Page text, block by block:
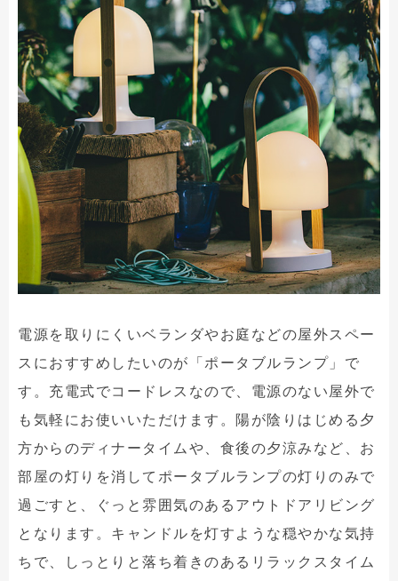
電源を取りにくいベランダやお庭などの屋外スペー
スにおすすめしたいのが「ポータブルランプ」で
す。充電式でコードレスなので、電源のない屋外で
も気軽にお使いいただけます。陽が陰りはじめる夕
方からのディナータイムや、食後の夕涼みなど、お
部屋の灯りを消してポータブルランプの灯りのみで
過ごすと、ぐっと雰囲気のあるアウトドアリビング
となります。キャンドルを灯すような穏やかな気持
ちで、しっとりと落ち着きのあるリラックスタイム